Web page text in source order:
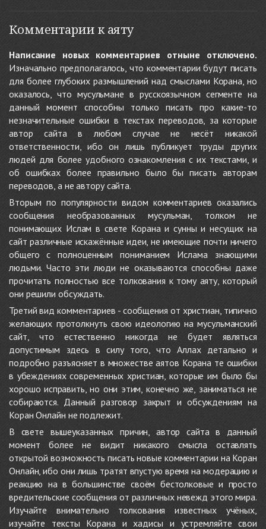
Комментарии к аяту
Написание новых комментариев отныне отключено.
Изначально предполагалось, что комментарии будут писать
для более глубоких размышлений над смыслами Корана, но
оказалось, что мусульмане в русскоязычном сегменте на
данный момент способны только писать про какие-то
незначительные ошибки в текстах переводов, за которые
автор сайта в любом случае не несёт никакой
ответственности, ибо он лишь публикует труды других
людей для более удобного ознакомления с их текстами, и
об ошибках более правильно было бы писать авторам
переводов, а не автору сайта.
Вторым по популярности видом комментариев оказались
сообщения необразованных мусульман, толком не
понимающих Ислам в свете Корана и сунны и несущих на
сайт различные искажённые идеи, не имеющие почти ничего
общего с полноценным пониманием Ислама знающими
людьми. Часто эти люди не оказываются способны даже
прочитать полностью все толкования к тому аяту, который
они решили обсуждать.
Третий вид комментариев - сообщения от христиан, типично
желающих протолкнуть свою идеологию на мусульманский
сайт, что естественно никогда не будет являться
допустимым здесь в силу того, что Аллах детально и
подробно разъясняет в множестве аятов Корана те ошибки
в убеждениях современных христиан, которые им было бы
хорошо исправить, но они этим, конечно же, заниматься не
собираются. Данный разговор закрыт и обсуждениям на
Коран Онлайн не подлежит.
В свете вышеуказанных причин, автор сайта в данный
момент более не видит никакого смысла оставлять
открытой возможность писать новые комментарии на Коран
Онлайн, ибо они лишь тратят впустую время на модерацию и
реакцию на в большинстве своём бестолковые и просто
вредительские сообщения от различных невежд этого мира.
Изучайте внимательно толкования известных учёных,
изучайте тексты Корана и хадисы и устремляйте свои